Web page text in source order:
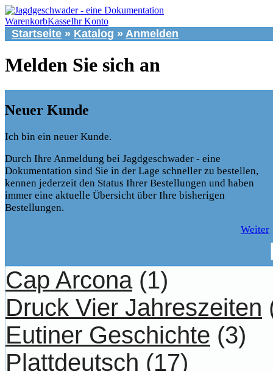
WarenkorbKasseIhr Konto
Startseite » Katalog » Anmelden
Melden Sie sich an
Neuer Kunde
Ich bin ein neuer Kunde.
Durch Ihre Anmeldung bei Jagdgeschwader - eine
Dokumentation sind Sie in der Lage schneller zu bestellen,
kennen jederzeit den Status Ihrer Bestellungen und haben
immer eine aktuelle Übersicht über Ihre bisherigen
Bestellungen.
Weiter
Cap Arcona(1)
Druck Vier Jahreszeiten
Eutiner Geschichte (3)
Plattdeutsch (17)